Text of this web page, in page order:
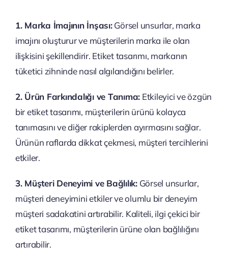
1. Marka İmajının İnşası:Görsel unsurlar, marka
imajını oluşturur ve müşterilerin marka ile olan
ilişkisini şekillendirir. Etiket tasarımı, markanın
tüketici zihninde nasıl algılandığını belirler.
2. Ürün Farkındalığı ve Tanıma: Etkileyici ve özgün
bir etiket tasarımı, müşterilerin ürünü kolayca
tanımasını ve diğer rakiplerden ayırmasını sağlar.
Ürünün raflarda dikkat çekmesi, müşteri tercihlerini
etkiler.
3. Müşteri Deneyimi ve Bağlılık:Görsel unsurlar,
müşteri deneyimini etkiler ve olumlu bir deneyim
müşteri sadakatini artırabilir. Kaliteli, ilgi çekici bir
etiket tasarımı, müşterilerin ürüne olan bağlılığını
artırabilir.